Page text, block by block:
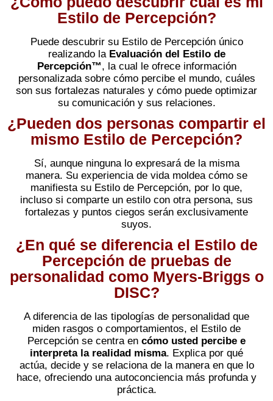
Estilo de Percepción?
Puede descubrir su Estilo de Percepción único
realizando la Evaluación del Estilo de
Percepción™, la cual le ofrece información
personalizada sobre cómo percibe el mundo, cuáles
son sus fortalezas naturales y cómo puede optimizar
su comunicación y sus relaciones.
¿Pueden dos personas compartir el
mismo Estilo de Percepción?
Sí, aunque ninguna lo expresará de la misma
manera. Su experiencia de vida moldea cómo se
manifiesta su Estilo de Percepción, por lo que,
incluso si comparte un estilo con otra persona, sus
fortalezas y puntos ciegos serán exclusivamente
suyos.
¿En qué se diferencia el Estilo de
Percepción de pruebas de
personalidad como Myers-Briggs o
DISC?
A diferencia de las tipologías de personalidad que
miden rasgos o comportamientos, el Estilo de
Percepción se centra en cómo usted percibe e
interpreta la realidad misma. Explica por qué
actúa, decide y se relaciona de la manera en que lo
hace, ofreciendo una autoconciencia más profunda y
práctica.